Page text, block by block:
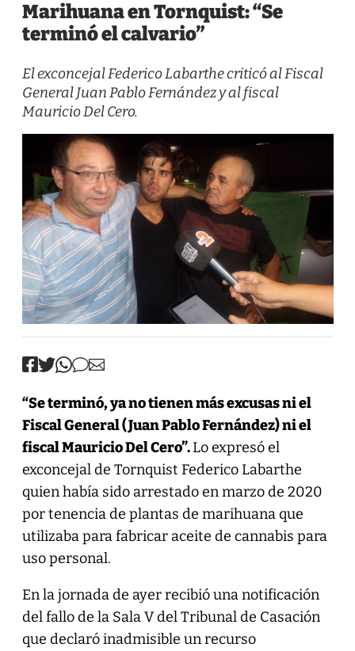
Marihuana en Tornquist: “Se
terminó el calvario”
El exconcejal Federico Labarthe criticó al Fiscal
General Juan Pablo Fernández y al fiscal
Mauricio Del Cero.
“Se terminó, ya no tienen más excusas ni el
Fiscal General (Juan Pablo Fernández) ni el
fiscal Mauricio Del Cero”.Lo expresó el
exconcejal de Tornquist Federico Labarthe
quien había sido arrestado en marzo de 2020
por tenencia de plantas de marihuana que
utilizaba para fabricar aceite de cannabis para
uso personal.
En la jornada de ayer recibió una notificación
del fallo de la Sala V del Tribunal de Casación
que declaró inadmisible un recurso